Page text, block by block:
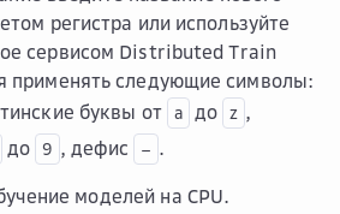
регистра или используйте
сервисом Distributed Train
применять следующие символы:
буквы от a до z ,
до 9 , дефис – .
моделей на CPU.